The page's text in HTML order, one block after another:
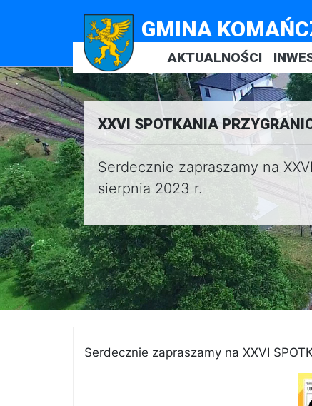
GMINA
AKTUALNOŚCI
XXVI SPOTKANIA
Serdecznie zapraszamy na
sierpnia 2023 r.
Serdecznie zapraszamy na XXVI